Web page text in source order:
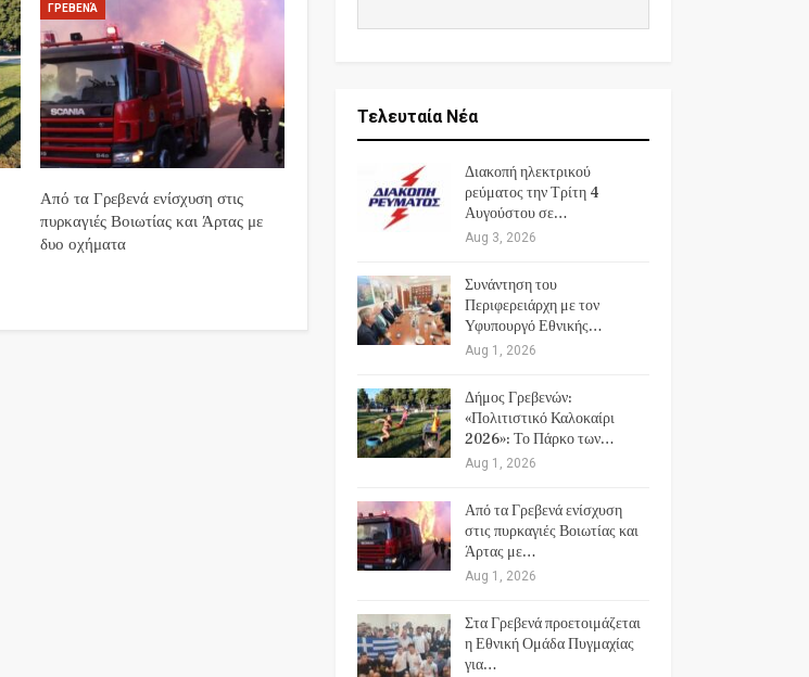
ΓΡΕΒΕΝΆ
Από τα Γρεβενά ενίσχυση στις
πυρκαγιές Βοιωτίας και Άρτας με
δυο οχήματα
Τελευταία Νέα
Διακοπή ηλεκτρικού
ρεύματος την Τρίτη 4
Αυγούστου σε…
Aug 3, 2026
Συνάντηση του
Περιφερειάρχη με τον
Υφυπουργό Εθνικής…
Aug 1, 2026
Δήμος Γρεβενών:
«Πολιτιστικό Καλοκαίρι
2026»: Το Πάρκο των…
Aug 1, 2026
Από τα Γρεβενά ενίσχυση
στις πυρκαγιές Βοιωτίας και
Άρτας με…
Aug 1, 2026
Στα Γρεβενά προετοιμάζεται
η Εθνική Ομάδα Πυγμαχίας
για…